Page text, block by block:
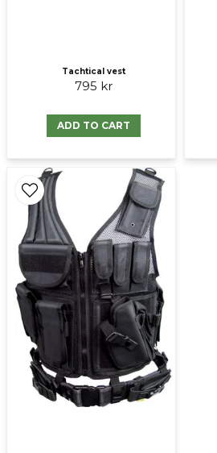
Tachtical vest
795 kr
ADD TO CART